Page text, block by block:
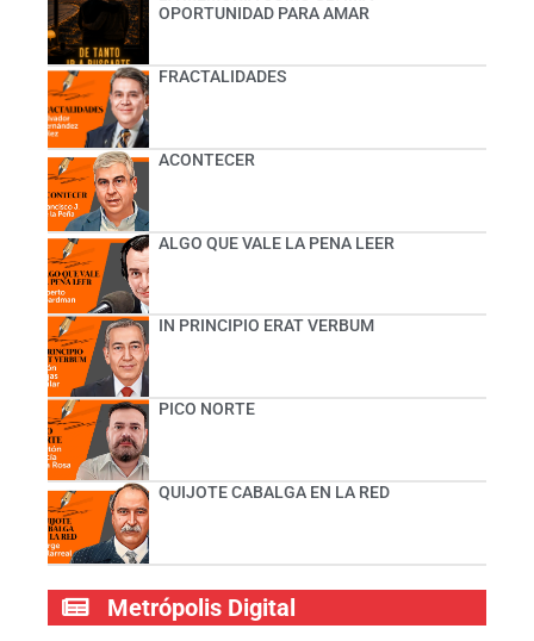
OPORTUNIDAD PARA AMAR
FRACTALIDADES
ACONTECER
ALGO QUE VALE LA PENA LEER
IN PRINCIPIO ERAT VERBUM
PICO NORTE
QUIJOTE CABALGA EN LA RED
Metrópolis Digital